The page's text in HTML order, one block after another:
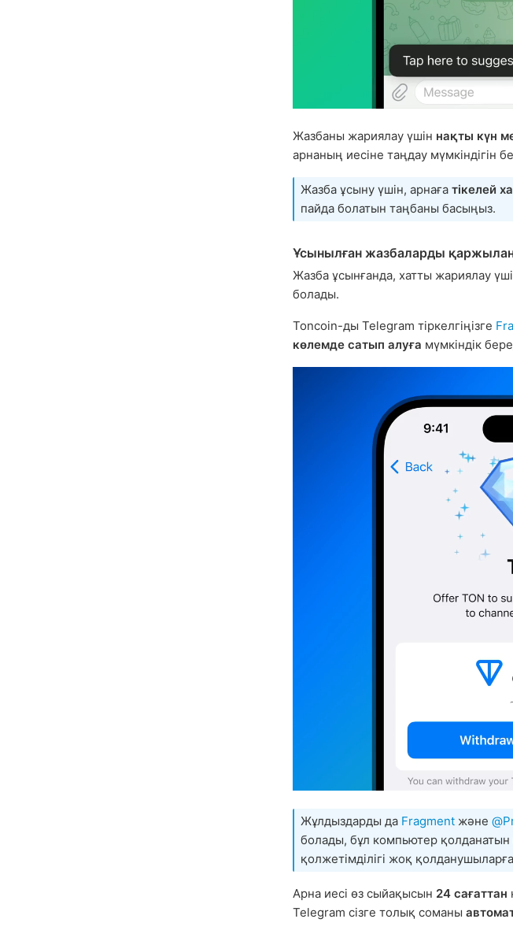
Жазбаны жариялау үшін нақты күн
арнаның иесіне таңдау мүмкіндігін
Жазба ұсыну үшін, арнаға тікелей
пайда болатын таңбаны басыңыз.
Ұсынылған жазбаларды
Жазба ұсынғанда, хатты жариялау
болады.
Toncoin-ды Telegram тіркелгіңізге
көлемде сатып алуға мүмкіндік
Жұлдыздарды да Fragment және
болады, бұл компьютер
қолжетімділігі жоқ
Арна иесі өз сыйақысын 24 сағаттан
Telegram сізге толық соманы